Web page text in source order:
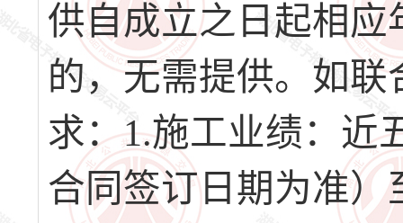
供自成立之日起相
的，无需提供。如
求：1.施工业绩：近
合同签订日期为准